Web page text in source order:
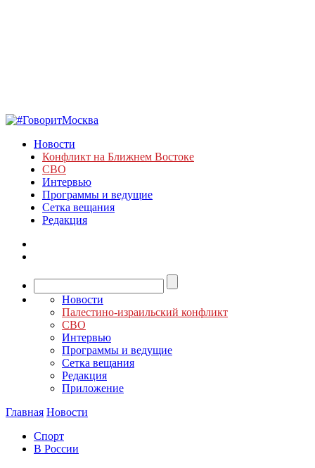
Новости
Конфликт на Ближнем Востоке
СВО
Интервью
Программы и ведущие
Сетка вещания
Редакция
Новости
Палестино-израильский конфликт
СВО
Интервью
Программы и ведущие
Сетка вещания
Редакция
Приложение
Главная Новости
Спорт
В России